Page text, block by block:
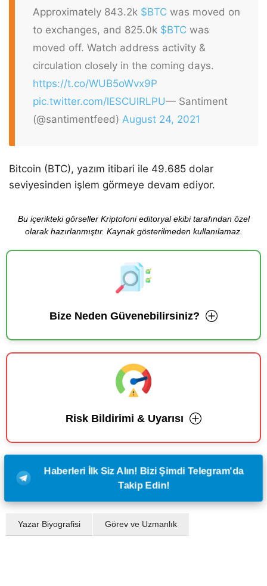
Approximately 843.2k $BTC was moved on
to exchanges, and 825.0k $BTC was
moved off. Watch address activity &
circulation closely in the coming days.
https://t.co/WUB5oWvx9P
pic.twitter.com/lESCUlRLPU— Santiment
(@santimentfeed) August 24, 2021
Bitcoin (BTC), yazım itibari ile 49.685 dolar
seviyesinden işlem görmeye devam ediyor.
Bu içerikteki görseller Kriptofoni editoryal ekibi tarafından özel
olarak hazırlanmıştır. Kaynak gösterilmeden kullanılamaz.
Bize Neden Güvenebilirsiniz?
Risk Bildirimi & Uyarısı
Haberleri İlk Siz Alın! Bizi Şimdi Telegram'da
Takip Edin!
Yazar Biyografisi Görev ve Uzmanlık